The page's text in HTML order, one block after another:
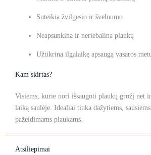
Suteikia žvilgesio ir švelnumo
Neapsunkina ir neriebalina plaukų
Užtikrina ilgalaikę apsaugą vasaros
Kam skirtas?
Visiems, kurie nori išsaugoti plaukų grožį net
laiką saulėje. Idealiai tinka dažytiems,
pažeidimams plaukams.
Atsiliepimai